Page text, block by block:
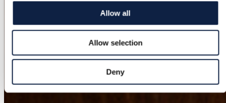
Allow all
Allow selection
Deny